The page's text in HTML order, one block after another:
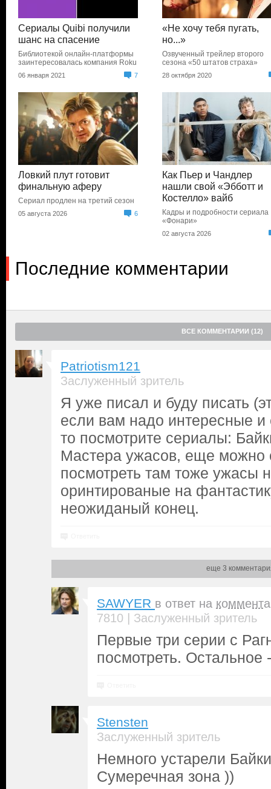
Сериалы Quibi получили
шанс на спасение
Библиотекой онлайн-платформы
заинтересовалась компания Roku
06 января 2021 7
«Не хочу тебя пугать,
но...»
Озвученный трейлер второго
сезона «50 штатов страха»
28 октября 2020
Ловкий плут готовит
финальную аферу
Сериал продлен на третий сезон
05 августа 2026 6
Как Пьер и Чандлер
нашли свой «Эбботт и
Костелло» вайб
Кадры и подробности сериала
«Фонари»
02 августа 2026
Последние комментарии
ВСЕ КОММЕНТАРИИ (12)
Patriotism121
Заслуженный зритель
Я уже писал и буду писать
если вам надо интересные
то посмотрите сериалы:
Мастера ужасов, еще можно
посмотреть там тоже ужасы
оринтированые на
неожиданый конец.
еще 3
SAWYER в ответ на
7810 | Заслуженный зритель
Первые три серии с
посмотреть. Остальное
Stensten
Заслуженный зритель
Немного устарели
Сумеречная зона ))